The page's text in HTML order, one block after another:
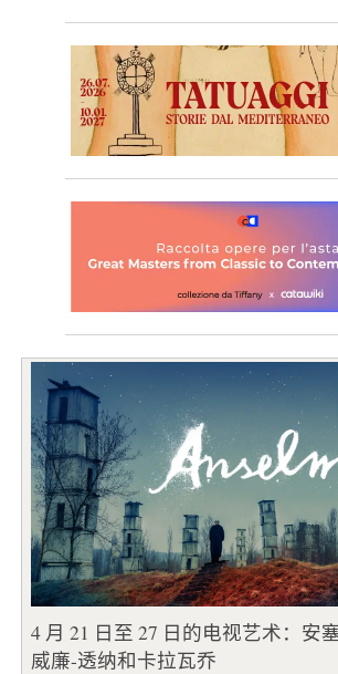
4 月 21 日至 27 日的电视艺术：安
威廉-透纳和卡拉瓦乔